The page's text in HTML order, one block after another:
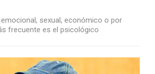
sexual, económico o por
frecuente es el psicológico